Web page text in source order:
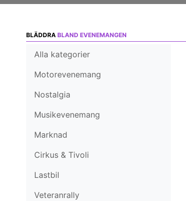
BLÄDDRA BLAND EVENEMANGEN
Alla kategorier
Motorevenemang
Nostalgia
Musikevenemang
Marknad
Cirkus & Tivoli
Lastbil
Veteranrally